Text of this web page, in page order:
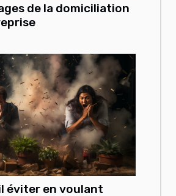
de la domiciliation
éviter en voulant